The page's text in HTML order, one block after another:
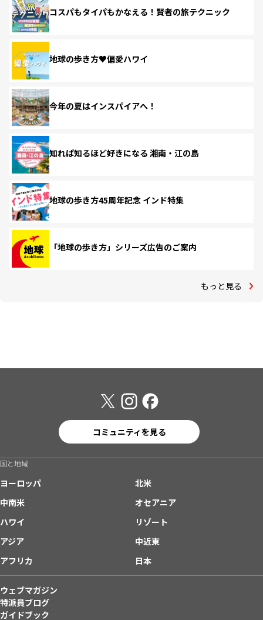
コスパもタイパもかなえる！賢者の旅テクニック
地球の歩き方♥偏愛ハワイ
今年の夏はインスパイアへ！
知れば知るほど好きになる 湘南・江の島
地球の歩き方45周年記念 インド特集
「地球の歩き方」シリーズ広告のご案内
もっと見る
コミュニティを見る
国と地域
ヨーロッパ
北米
中南米
オセアニア
ハワイ
リゾート
アジア
中近東
アフリカ
日本
ウェブマガジン
特派員ブログ
ガイドブック